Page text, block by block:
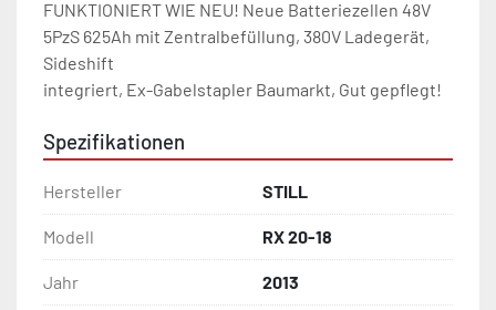
FUNKTIONIERT WIE NEU! Neue Batteriezellen 48V
5PzS 625Ah mit Zentralbefüllung, 380V Ladegerät,
Sideshift
integriert, Ex-Gabelstapler Baumarkt, Gut gepflegt!
Spezifikationen
Hersteller STILL
Modell RX 20-18
Jahr 2013